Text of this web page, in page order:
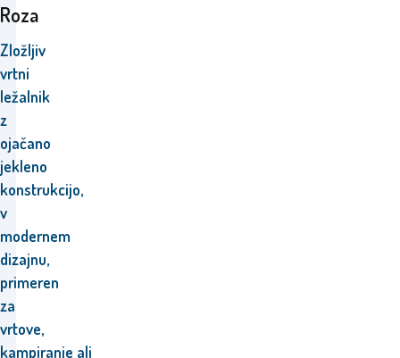
Roza
Zložljiv
vrtni
ležalnik
z
ojačano
jekleno
konstrukcijo,
v
modernem
dizajnu,
primeren
za
vrtove,
kampiranje ali